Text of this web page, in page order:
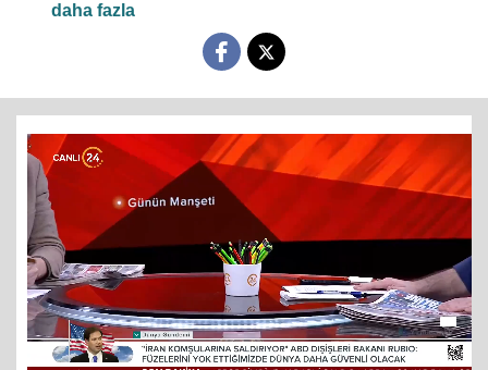
gündemini, gazetelere yansıyan haberleri, köşe
yazılarını ve günün önemli gelişmelerini farklı bakış
açılarıyla, çarpıcı analizlerle hafta içi her sabah
hafta içi her sabah saat 11.00’de canlı yayınla 24